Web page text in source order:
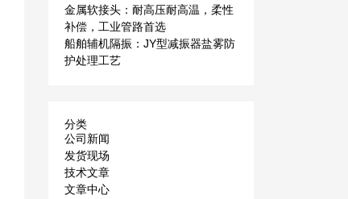
金属软接头：耐高压耐高温，柔性
补偿，工业管路首选
船舶辅机隔振：JY型减振器盐雾防
护处理工艺
分类
公司新闻
发货现场
技术文章
文章中心